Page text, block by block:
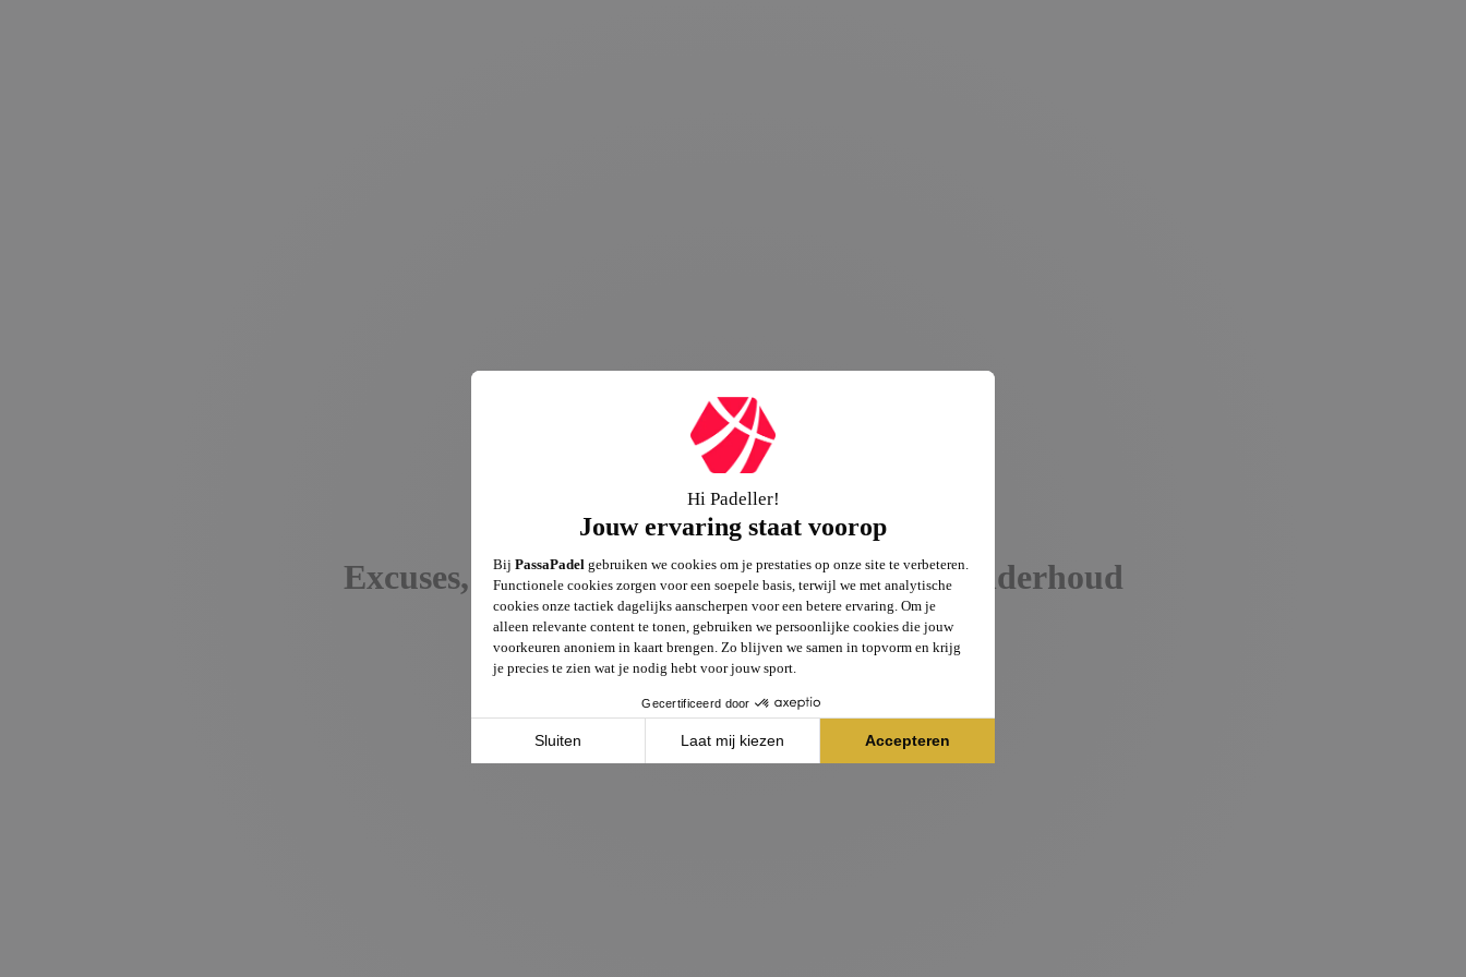
Excuses, onze shop is even offline wegens onderhoud
We hopen zo snel mogelijk weer online te zijn